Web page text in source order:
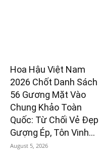
Hoa Hậu Việt Nam
2026 Chốt Danh Sách
56 Gương Mặt Vào
Chung Khảo Toàn
Quốc: Từ Chối Vẻ Đẹp
Gượng Ép, Tôn Vinh...
August 5, 2026